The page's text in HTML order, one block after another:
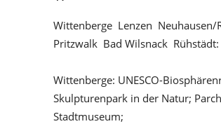
Wittenberge  Lenzen  Neuhausen/
Pritzwalk  Bad Wilsnack  Rühstädt:
Wittenberge: UNESCO-
Skulpturenpark in der Natur;
Stadtmuseum;